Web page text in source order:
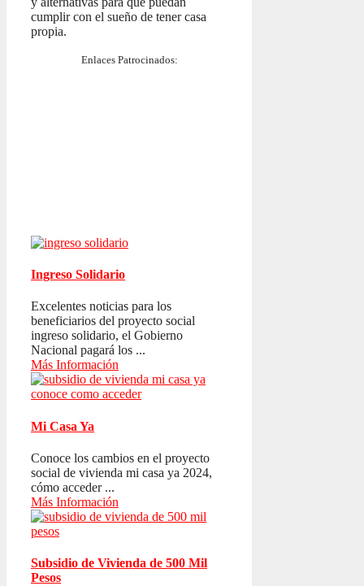
cumplir con el sueño de tener casa
propia.
Enlaces Patrocinados:
Ingreso Solidario
Excelentes noticias para los
beneficiarios del proyecto social
ingreso solidario, el Gobierno
Nacional pagará los ...
Más Información
Mi Casa Ya
Conoce los cambios en el proyecto
social de vivienda mi casa ya 2024,
cómo acceder ...
Más Información
Subsidio de Vivienda de 500 Mil
Pesos